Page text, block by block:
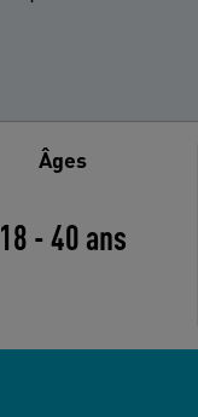
Âges
18 - 40 ans